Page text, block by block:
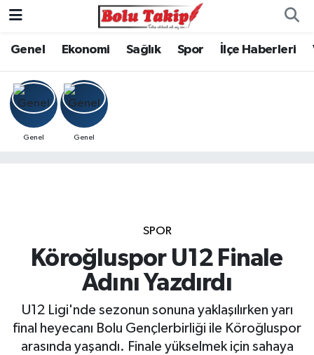
Genel Ekonomi Sağlık Spor İlçe Haberleri
Genel Genel
SPOR
Köroğluspor U12 Finale
Adını Yazdırdı
U12 Ligi'nde sezonun sonuna yaklaşılırken yarı
final heyecanı Bolu Gençlerbirliği ile Köroğluspor
arasında yaşandı. Finale yükselmek için sahaya